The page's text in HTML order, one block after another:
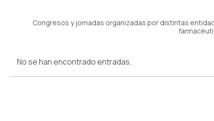
Congresos y jornadas organizadas por distintas
No se han encontrado entradas.